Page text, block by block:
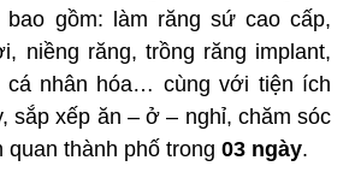
bao gồm: làm răng sứ cao cấp,
niềng răng, trồng răng implant,
nhân hóa… cùng với tiện ích
sắp xếp ăn – ở – nghỉ, chăm sóc
quan thành phố trong 03 ngày.